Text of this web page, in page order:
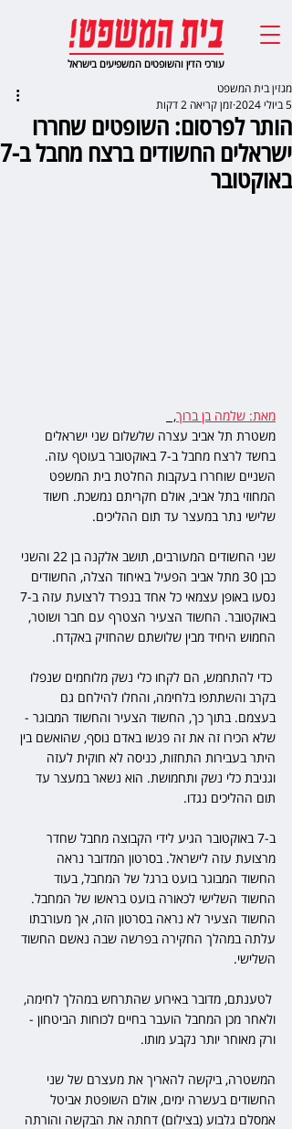
עורכי הדין והשופטים המשפיעים בישראל
הותר לפרסום: השופטים שחררו
ישראלים החשודים ברצח מחבל ב-7
באוקטובר
מגזין בית המשפט
5 ביולי 2024
זמן קריאה 2 דקות
מאת: שלמה בן ברוך,
משטרת תל אביב עצרה שלשלום שני ישראלים
בחשד לרצח מחבל ב-7 באוקטובר בעוטף עזה.
השניים שוחררו בעקבות החלטת בית המשפט
המחוזי בתל אביב, אולם חקריתם נמשכת. חשוד
שלישי נתר במעצר עד תום ההליכים.
שני החשודים המעורבים, תושב אלקנה בן 22 והשני
כבן 30 מתל אביב הפעיל באיחוד הצלה, החשודים
באוקטובר. החשוד הצעיר הצטרף עם חבר ושוטר,
החמוש היחיד מבין שלושתם שהחזיק באקדח.
כדי להתחמש, הם לקחו כלי נשק מלוחמים שנפלו
בקרב והשתתפו בלחימה, והחלו להילחם גם
בעצמם. בתוך כך, החשוד הצעיר והחשוד המבוגר -
שלא הכירו זה את זה פגשו באדם נוסף, שהואשם בין
היתר בעבירות התחזות, כניסה לא חוקית לעזה
וגניבת כלי נשק ותחמושת. הוא נשאר במעצר עד
תום ההליכים נגדו.
ב-7 באוקטובר הגיע לידי הקבוצה מחבל שחדר
מרצועת עזה לישראל. בסרטון המדובר נראה
החשוד המבוגר בועט ברגל של המחבל, בעוד
החשוד השלישי לכאורה בועט בראשו של המחבל.
החשוד הצעיר לא נראה בסרטון הזה, אך מעורבתו
עלתה במהלך החקירה בפרשה שבה נאשם החשוד
השלישי.
לטענתם, מדובר באירוע שהתרחש במהלך לחימה,
ולאחר מכן המחבל הועבר בחיים לכוחות הביטחון -
ורק מאוחר יותר נקבע מותו.
המשטרה, ביקשה להאריך את מעצרם של שני
החשודים בעשרה ימים, אולם השופטת אביטל
אמסלם גלבוע (בצילום) דחתה את הבקשה והורתה